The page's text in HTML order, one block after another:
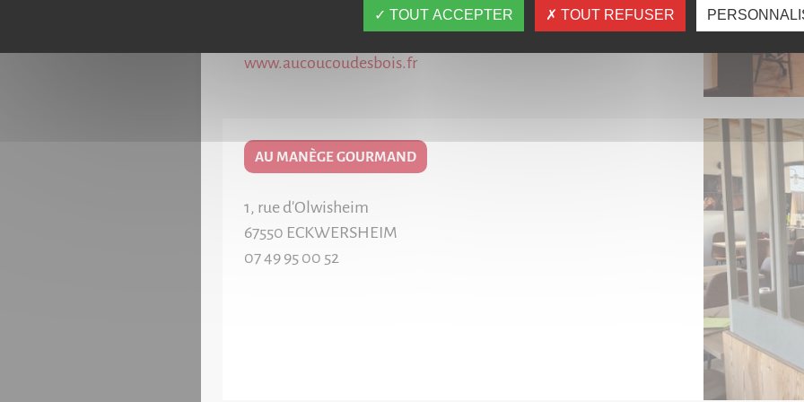
www.aucoucoudesbois.fr
AU MANÈGE GOURMAND
1, rue d'Olwisheim
67550 ECKWERSHEIM
07 49 95 00 52
TOUT ACCEPTER TOUT REFUSER